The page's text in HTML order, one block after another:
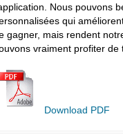
Nous pouvons
qui
gagner, mais rendent
vraiment profiter
Download PDF